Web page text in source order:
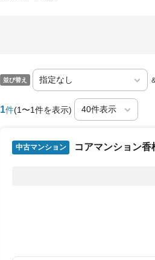
並び替え
1件(1〜1件を表示)
中古マンション コアマンション